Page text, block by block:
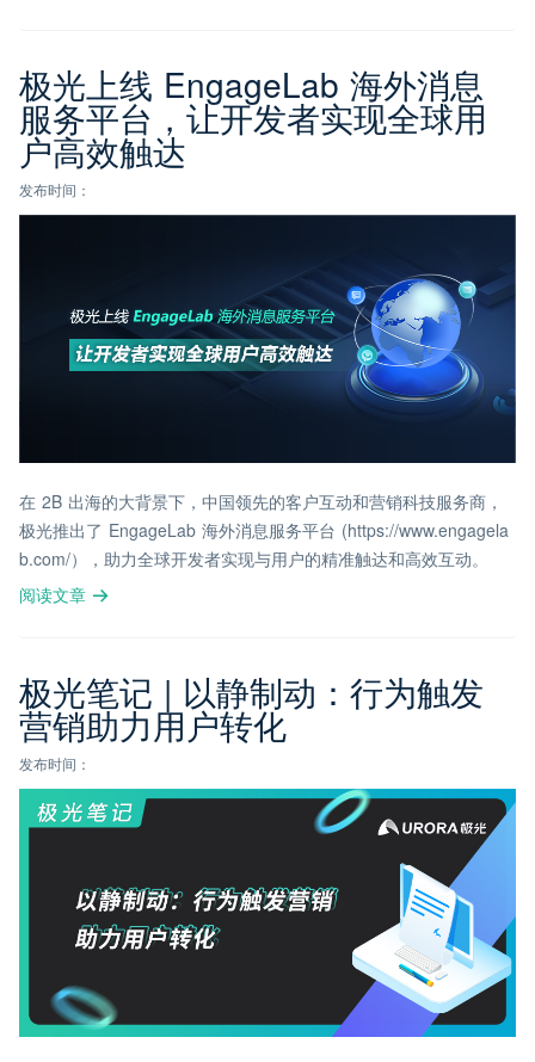
极光上线 EngageLab 海外消息
服务平台，让开发者实现全球用
户高效触达
发布时间：
在 2B 出海的大背景下，中国领先的客户互动和营销科技服务商，
极光推出了 EngageLab 海外消息服务平台 (https://www.engagela
b.com/），助力全球开发者实现与用户的精准触达和高效互动。
阅读文章
极光笔记 | 以静制动：行为触发
营销助力用户转化
发布时间：